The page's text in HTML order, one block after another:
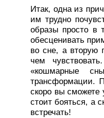
Итак, одна из
им трудно
образы просто в
обесценивать
во сне, а вторую
чем
«кошмарные
трансформации.
скоро вы сможете
стоит бояться, а
встречать!